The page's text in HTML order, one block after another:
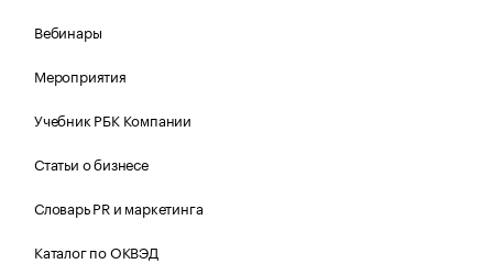
Вебинары
Мероприятия
Учебник РБК Компании
Статьи о бизнесе
Словарь PR и маркетинга
Каталог по ОКВЭД